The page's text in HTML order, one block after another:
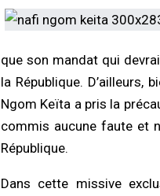
que son mandat qui
la République.
Ngom Keïta a pris la
commis aucune faute et
République.
Dans cette missive